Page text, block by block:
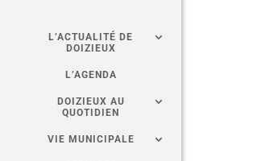
L’ACTUALITÉ DE
DOIZIEUX
L’AGENDA
DOIZIEUX AU
QUOTIDIEN
VIE MUNICIPALE